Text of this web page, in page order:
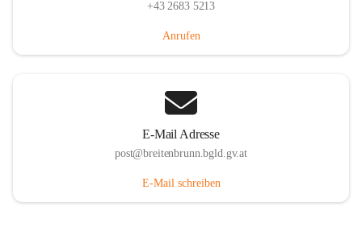
+43 2683 5213
Anrufen
E-Mail Adresse
post@breitenbrunn.bgld.gv.at
E-Mail schreiben